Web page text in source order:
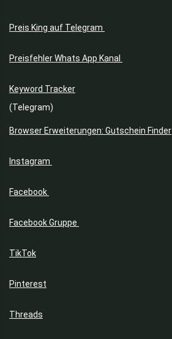
Preis King auf Telegram
Preisfehler Whats App Kanal
Keyword Tracker
(Telegram)
Browser Erweiterungen: Gutschein Finder
Instagram
Facebook
Facebook Gruppe
TikTok
Pinterest
Threads